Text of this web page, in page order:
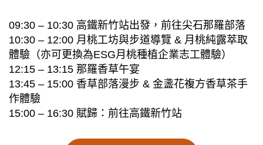
09:30 – 10:30 高鐵新竹站出發，前往尖石那羅部落
10:30 – 12:00 月桃工坊與步道導覽 & 月桃純露萃取
體驗（亦可更換為ESG月桃種植企業志工體驗）
12:15 – 13:15 那羅香草午宴
13:45 – 15:00 香草部落漫步 & 金盞花複方香草茶手
作體驗
15:00 – 16:30 賦歸：前往高鐵新竹站